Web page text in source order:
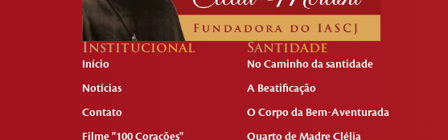
Institucional
Início
Notícias
Contato
Filme "100 Corações"
Santidade
No Caminho da santidade
A Beatificação
O Corpo da Bem-Aventurada
Quarto de Madre Clélia